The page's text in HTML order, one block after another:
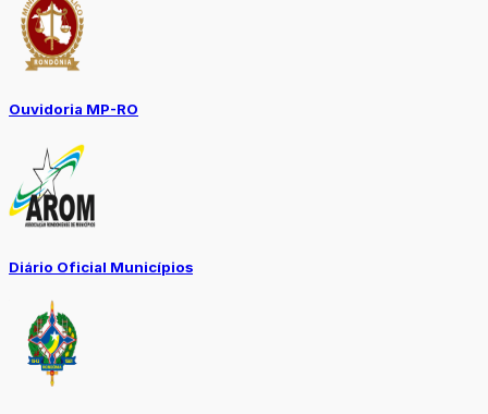
Ouvidoria MP-RO
Diário Oficial Municípios